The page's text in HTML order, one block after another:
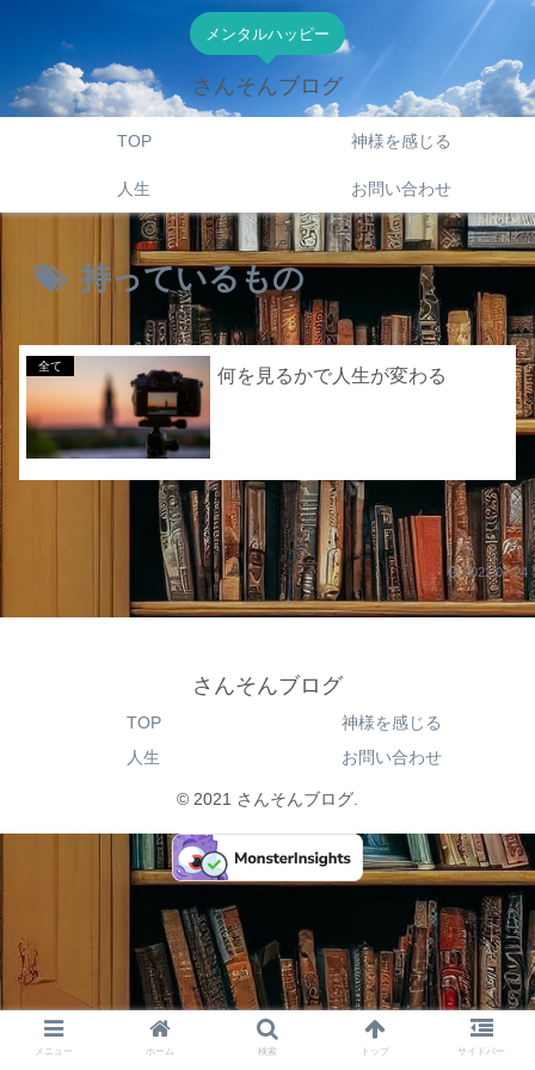
メンタルハッピー
さんそんブログ
TOP 神様を感じる
人生 お問い合わせ
持っているもの
全て 何を見るかで人生が変わる
2022.07.24
さんそんブログ
TOP
神様を感じる
人生
お問い合わせ
© 2021 さんそんブログ.
メニュー ホーム 検索 トップ サイドバー